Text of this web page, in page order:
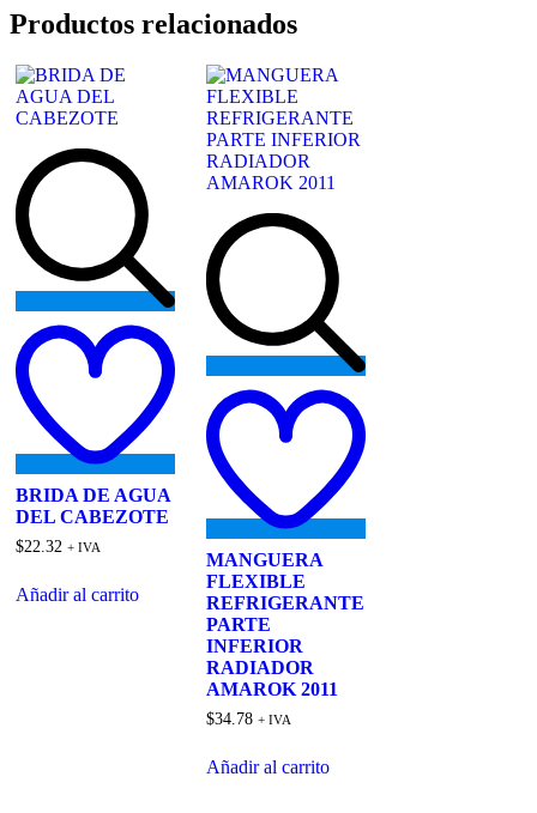
Productos relacionados
wishlist
BRIDA DE AGUA
DEL CABEZOTE
$22.32 + IVA
Añadir al carrito
wishlist
MANGUERA
FLEXIBLE
REFRIGERANTE
PARTE
INFERIOR
RADIADOR
AMAROK 2011
$34.78 + IVA
Añadir al carrito